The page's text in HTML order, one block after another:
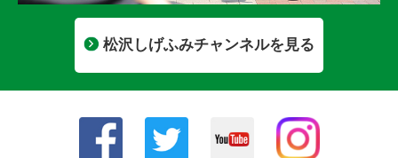
松沢しげふみチャンネルを見る